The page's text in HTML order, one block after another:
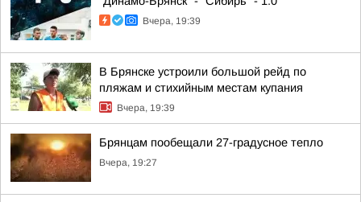
Вчера, 19:39
В Брянске устроили большой рейд по
пляжам и стихийным местам купания
Вчера, 19:39
Брянцам пообещали 27-градусное тепло
Вчера, 19:27